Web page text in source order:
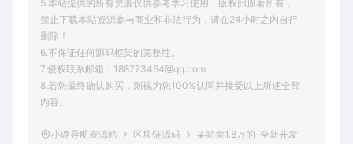
5.本站提供的所有资源仅供参考学习使用，版权归原著所有，
禁止下载本站资源参与商业和非法行为，请在24小时之内自行
删除！
6.不保证任何源码框架的完整性。
7.侵权联系邮箱：188773464@qq.com
8.若您最终确认购买，则视为您100%认同并接受以上所述全部
内容。
小璐导航资源站 区块链源码
某站卖1.8万的-全新开发